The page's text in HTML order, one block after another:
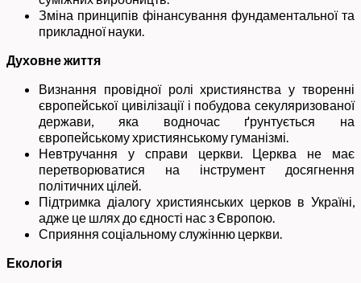
Зміна принципів фінансування фундаментальної та
прикладної науки.
Духовне життя
Визнання провідної ролі християнства у творенні
європейської цивілізації і побудова секуляризованої
держави, яка водночас ґрунтується на
європейському християнському гуманізмі.
Невтручання у справи церкви. Церква не має
перетворюватися на інструмент досягнення
політичних цілей.
Підтримка діалогу християнських церков в Україні,
адже це шлях до єдності нас з Європою.
Сприяння соціальному служінню церкви.
Екологія